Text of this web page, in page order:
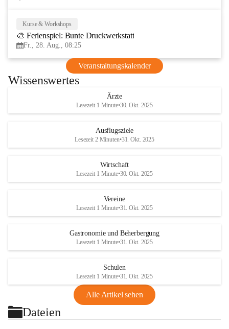
Kurse & Workshops
🎨 Ferienspiel: Bunte Druckwerkstatt
Fr., 28. Aug., 08:25
Veranstaltungskalender
Wissenswertes
Ärzte
Lesezeit 1 Minute•30. Okt. 2025
Ausflugsziele
Lesezeit 2 Minuten•31. Okt. 2025
Wirtschaft
Lesezeit 1 Minute•30. Okt. 2025
Vereine
Lesezeit 1 Minute•31. Okt. 2025
Gastronomie und Beherbergung
Lesezeit 1 Minute•31. Okt. 2025
Schulen
Lesezeit 1 Minute•31. Okt. 2025
Alle Artikel sehen
Dateien